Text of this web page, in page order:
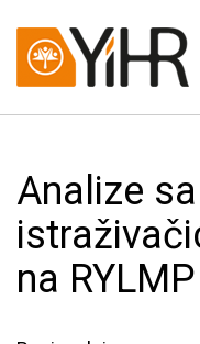
Analize
na